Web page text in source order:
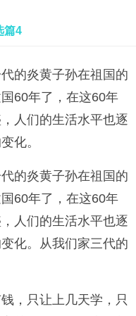
篇4
的炎黄子孙在祖国的
60年了，在这60年
人们的生活水平也逐
化。
的炎黄子孙在祖国的
60年了，在这60年
人们的生活水平也逐
化。从我们家三代的
，只让上几天学，只